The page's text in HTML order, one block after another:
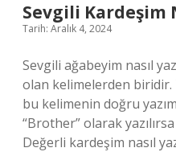
Sevgili Kardeşim
Tarih: Aralık 4, 2024
Sevgili ağabeyim nasıl
olan kelimelerden
bu kelimenin doğru
“Brother” olarak
Değerli kardeşim nasıl